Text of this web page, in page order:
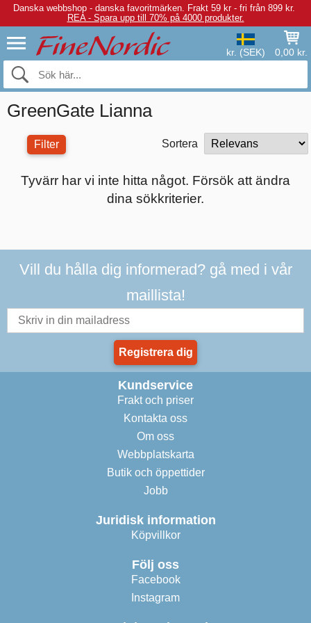
Danska webbshop - danska favoritmärken. Frakt 59 kr - fri från 899 kr.
REA - Spara upp till 70% på 4000 produkter.
kr. (SEK) 0,00 kr.
GreenGate Lianna
Filter Sortera
Tyvärr har vi inte hitta något. Försök att ändra
dina sökkriterier.
Vill du hålla dig informerad? gå med i vår
maillista!
Registrera dig
Kundservice
Frakt och priser
Kontakta oss
Om oss
Webbplatskarta
Butik och öppettider
Jobb
Juridisk information
Köpvillkor
Följ oss
Facebook
Instagram